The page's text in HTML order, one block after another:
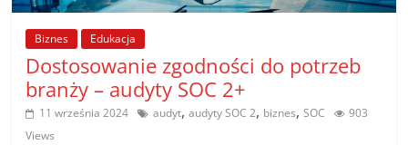
poradniki.
Porady
praktyczne
porady
Biznes Edukacja
Dostosowanie zgodności do potrzeb
branży – audyty SOC 2+
11 września 2024 audyt,audyty SOC 2, biznes,SOC
903
Views